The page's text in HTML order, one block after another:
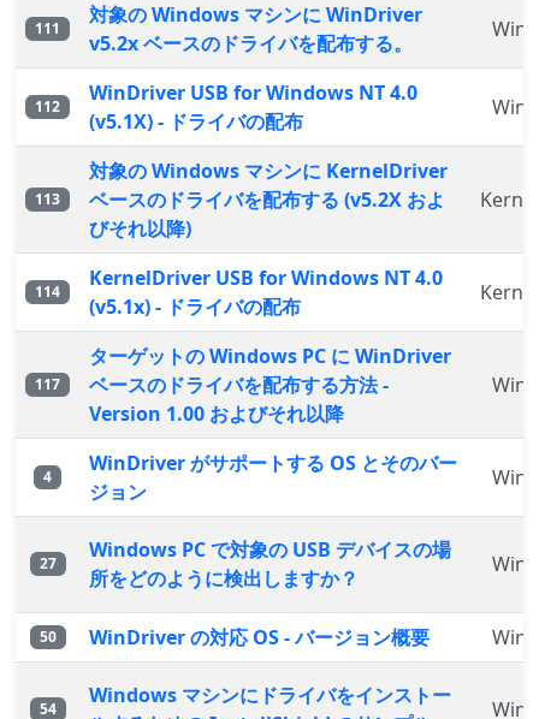
111
対象の Windows マシンに WinDriver
v5.2x ベースのドライバを配布する。
112
WinDriver USB for Windows NT 4.0
(v5.1X) - ドライバの配布
113
対象の Windows マシンに KernelDriver
ベースのドライバを配布する (v5.2X およ
びそれ以降)
114
KernelDriver USB for Windows NT 4.0
(v5.1x) - ドライバの配布
117
ターゲットの Windows PC に WinDriver
ベースのドライバを配布する方法 -
Version 1.00 およびそれ以降
4
WinDriver がサポートする OS とそのバー
ジョン
27
Windows PC で対象の USB デバイスの場
所をどのように検出しますか？
50 WinDriver の対応 OS - バージョン概要
54
Windows マシンにドライバをインストー